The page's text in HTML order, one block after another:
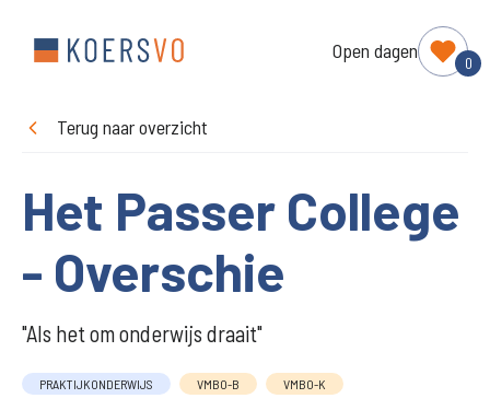
Open dagen
0
Terug naar overzicht
Het Passer College
- Overschie
"Als het om onderwijs draait"
PRAKTIJKONDERWIJS VMBO-B VMBO-K